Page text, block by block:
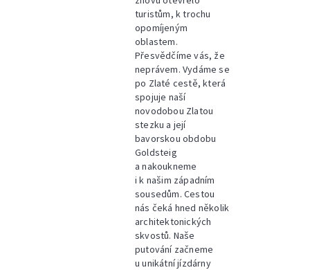
turistům, k trochu
opomíjeným
oblastem.
Přesvědčíme vás, že
neprávem. Vydáme se
po Zlaté cestě, která
spojuje naší
novodobou Zlatou
stezku a její
bavorskou obdobu
Goldsteig
a nakoukneme
i k našim západním
sousedům. Cestou
nás čeká hned několik
architektonických
skvostů. Naše
putování začneme
u unikátní jízdárny